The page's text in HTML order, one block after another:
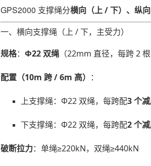
GPS2000 支撑绳分横向（上 / 下）、纵
一、横向支撑绳（上 / 下，主受力）
规格： Φ22 双绳 （22mm 直径，每跨 2
配置（10m 跨 / 6m 高） ：
上支撑绳：Φ22 双绳，每跨配3 个
下支撑绳：Φ22 双绳，每跨配2 个
破断拉力：单绳≥220kN，双绳≥440kN